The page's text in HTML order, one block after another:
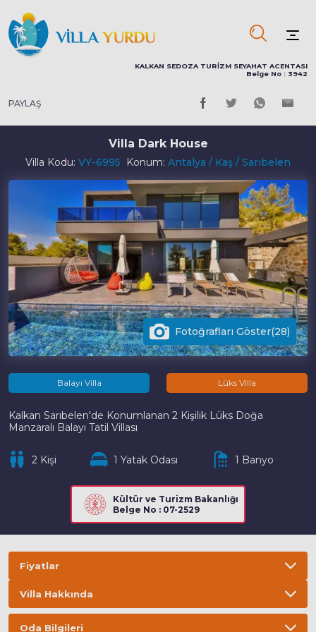
KALKAN SEDOZA TURİZM SEYAHAT ACENTASI
Belge No : 3942
PAYLAŞ
Balayı Villa Lüks Villa
Kalkan Sarıbelen'de Konumlanan 2 Kişilik Lüks Doğa
Manzaralı Balayı Tatil Villası
2 Kişi 1 Yatak Odası 1 Banyo
Kültür ve Turizm Bakanlığı
Belge No : 07-2529
Villa Dark House
Villa Kodu: VY-6995 Konum: Antalya / Kaş / Sarıbelen
Fotoğrafları Göster(28)
Fiyatlar
Villa Hakkında
Oda Bilgileri